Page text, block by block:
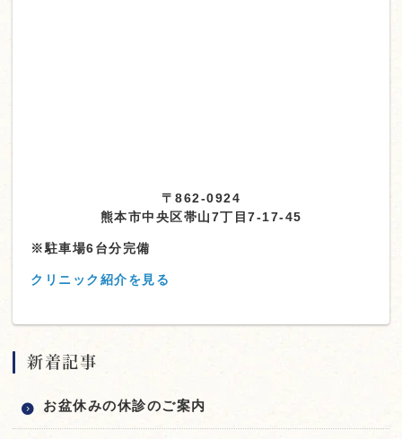
〒862-0924
熊本市中央区帯山7丁目7-17-45
※駐車場6台分完備
クリニック紹介を見る
新着記事
お盆休みの休診のご案内